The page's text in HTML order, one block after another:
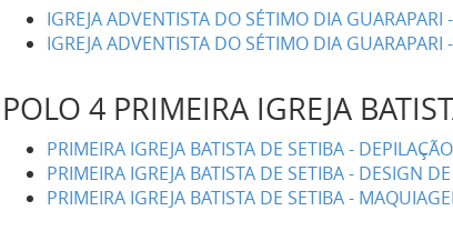
IGREJA ADVENTISTA DO SÉTIMO DIA
IGREJA ADVENTISTA DO SÉTIMO DIA GUARAPARI
POLO 4 PRIMEIRA IGREJA
PRIMEIRA IGREJA BATISTA DE SETIBA -
PRIMEIRA IGREJA BATISTA DE SETIBA - DESIGN
PRIMEIRA IGREJA BATISTA DE SETIBA -